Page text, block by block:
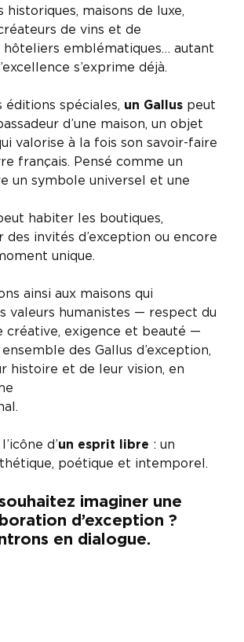
historiques, maisons de luxe,
de vins et de
hôteliers emblématiques… autant
s’exprime déjà.
éditions spéciales, un Gallus peut
d’une maison, un objet
valorise à la fois son savoir-faire
français. Pensé comme un
un symbole universel et une
habiter les boutiques,
des invités d’exception ou encore
unique.
ainsi aux maisons qui
valeurs humanistes — respect du
créative, exigence et beauté —
des Gallus d’exception,
histoire et de leur vision, en
d’un esprit libre : un
poétique et intemporel.
imaginer une
d’exception ?
en dialogue.